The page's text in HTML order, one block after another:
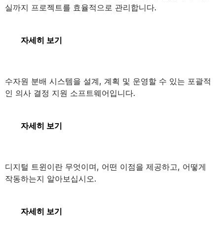
SYNCHRO 4D
실까지 프로젝트를 효율적으로 관리합니다.
자세히 보기
OpenFlows WaterGEMS
수자원 분배 시스템을 설계, 계획 및 운영할 수 있는 포괄적
인 의사 결정 지원 소프트웨어입니다.
자세히 보기
디지털 트윈
디지털 트윈이란 무엇이며, 어떤 이점을 제공하고, 어떻게
작동하는지 알아보십시오.
자세히 보기